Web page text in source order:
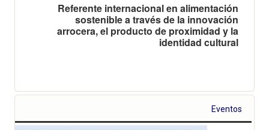
Referente internacional en alimentación
sostenible a través de la innovación
arrocera, el producto de proximidad y la
identidad cultural
Eventos